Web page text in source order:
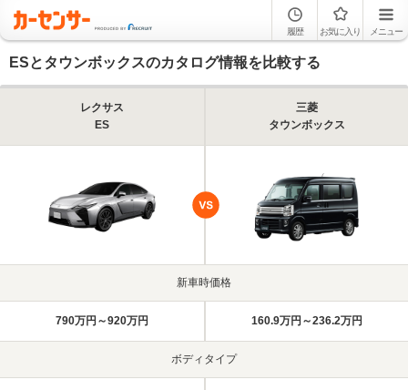
履歴 お気に入り メニュー
ESとタウンボックスのカタログ情報を比較する
レクサス
ES
三菱
タウンボックス
新車時価格
790万円～920万円 160.9万円～236.2万円
ボディタイプ